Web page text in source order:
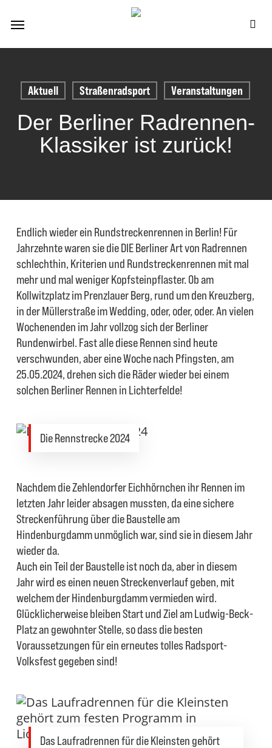
Menu
Aktuell Straßenradsport Veranstaltungen
Der Berliner Radrennen-
Klassiker ist zurück!
Endlich wieder ein Rundstreckenrennen in Berlin! Für
Jahrzehnte waren sie die DIE Berliner Art von Radrennen
schlechthin, Kriterien und Rundstreckenrennen mit mal
mehr und mal weniger Kopfsteinpflaster. Ob am
Kollwitzplatz im Prenzlauer Berg, rund um den Kreuzberg,
in der Müllerstraße im Wedding, oder, oder, oder. An vielen
Wochenenden im Jahr vollzog sich der Berliner
Rundenwirbel. Fast alle diese Rennen sind heute
verschwunden, aber eine Woche nach Pfingsten, am
25.05.2024, drehen sich die Räder wieder bei einem
solchen Berliner Rennen in Lichterfelde!
Die Rennstrecke 2024
Nachdem die Zehlendorfer Eichhörnchen ihr Rennen im
letzten Jahr leider absagen mussten, da eine sichere
Streckenführung über die Baustelle am
Hindenburgdamm unmöglich war, sind sie in diesem Jahr
wieder da.
Auch ein Teil der Baustelle ist noch da, aber in diesem
Jahr wird es einen neuen Streckenverlauf geben, mit
welchem der Hindenburgdamm vermieden wird.
Glücklicherweise bleiben Start und Ziel am Ludwig-Beck-
Platz an gewohnter Stelle, so dass die besten
Voraussetzungen für ein erneutes tolles Radsport-
Volksfest gegeben sind!
Das Laufradrennen für die Kleinsten gehört